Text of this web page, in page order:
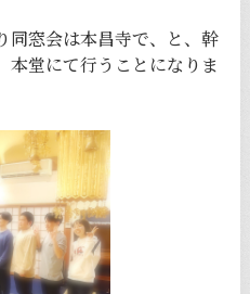
同窓会は本昌寺で、と、幹
本堂にて行うことになりま